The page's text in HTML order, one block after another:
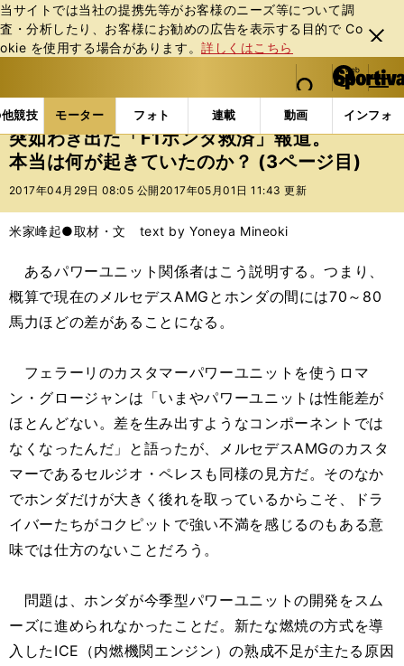
当サイトでは当社の提携先等がお客様のニーズ等について調
査・分析したり、お客様にお勧めの広告を表⽰する⽬的で Co
okie を使⽤する場合があります。詳しくはこちら
閉じ
る
web Sportiva (webスポルティーバ)
検索
マイペ
ー
ジ
メニュ
競技 モーター フォト 連載 動画 インフォ
b
ス
ポ
ル
バ
モーターの記事一覧 モーター F1 突如わき出た
突如わき出た「F1ホンダ救済」報道。
本当は何が起きていたのか？ (3ページ目)
2017年04月29日 08:05 公開 2017年05月01日 11:43 更新
米家峰起●取材・文 text by Yoneya Mineoki
あるパワーユニット関係者はこう説明する。つまり、
概算で現在のメルセデスAMGとホンダの間には70～80
馬力ほどの差があることになる。
フェラーリのカスタマーパワーユニットを使うロマ
ン・グロージャンは「いまやパワーユニットは性能差が
ほとんどない。差を生み出すようなコンポーネントでは
なくなったんだ」と語ったが、メルセデスAMGのカスタ
マーであるセルジオ・ペレスも同様の見方だ。そのなか
でホンダだけが大きく後れを取っているからこそ、ドラ
イバーたちがコクピットで強い不満を感じるのもある意
味では仕方のないことだろう。
問題は、ホンダが今季型パワーユニットの開発をスム
ーズに進められなかったことだ。新たな燃焼の方式を導
入したICE（内燃機関エンジン）の熟成不足が主たる原因